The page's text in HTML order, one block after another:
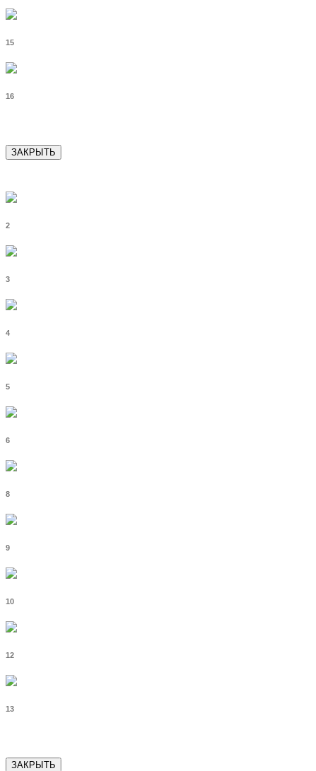
15
16
ЗАКРЫТЬ
2
3
4
5
6
8
9
10
12
13
ЗАКРЫТЬ